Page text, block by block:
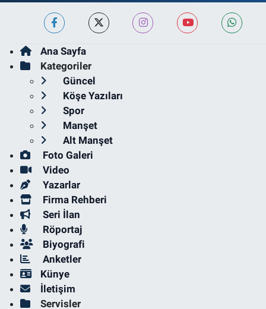
Ana Sayfa
Kategoriler
Güncel
Köşe Yazıları
Spor
Manşet
Alt Manşet
Foto Galeri
Video
Yazarlar
Firma Rehberi
Seri İlan
Röportaj
Biyografi
Anketler
Künye
İletişim
Servisler